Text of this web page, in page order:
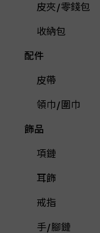
皮夾/零錢包
收納包
配件
皮帶
領巾/圍巾
飾品
項鏈
耳飾
戒指
手/腳鏈